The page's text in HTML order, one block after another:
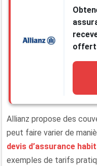
Allianz propose des
peut faire varier de
devis d’assurance
exemples de tarifs